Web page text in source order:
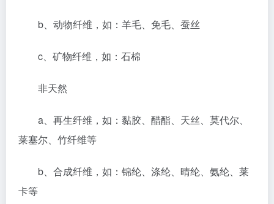
b、动物纤维，如：羊毛、免毛、蚕丝
c、矿物纤维，如：石棉
非天然
a、再生纤维，如：黏胶、醋酯、天丝、莫代尔、
莱塞尔、竹纤维等
b、合成纤维，如：锦纶、涤纶、晴纶、氨纶、莱
卡等